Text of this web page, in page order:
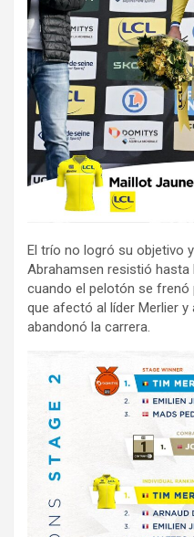
El trío no logró su objetivo
Abrahamsen resistió
cuando el pelotón se
que afectó al líder Merlier y
abandonó la carrera.